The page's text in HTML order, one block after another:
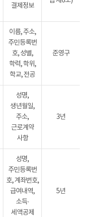
결제정보
이름, 주소,
주민등록번
호, 성별,
학력, 학위,
학교, 전공
준영구
성명,
생년월일,
주소,
근로계약
사항
3년
성명,
주민등록번
호, 계좌번호,
급여내역,
소득·
세액공제
5년